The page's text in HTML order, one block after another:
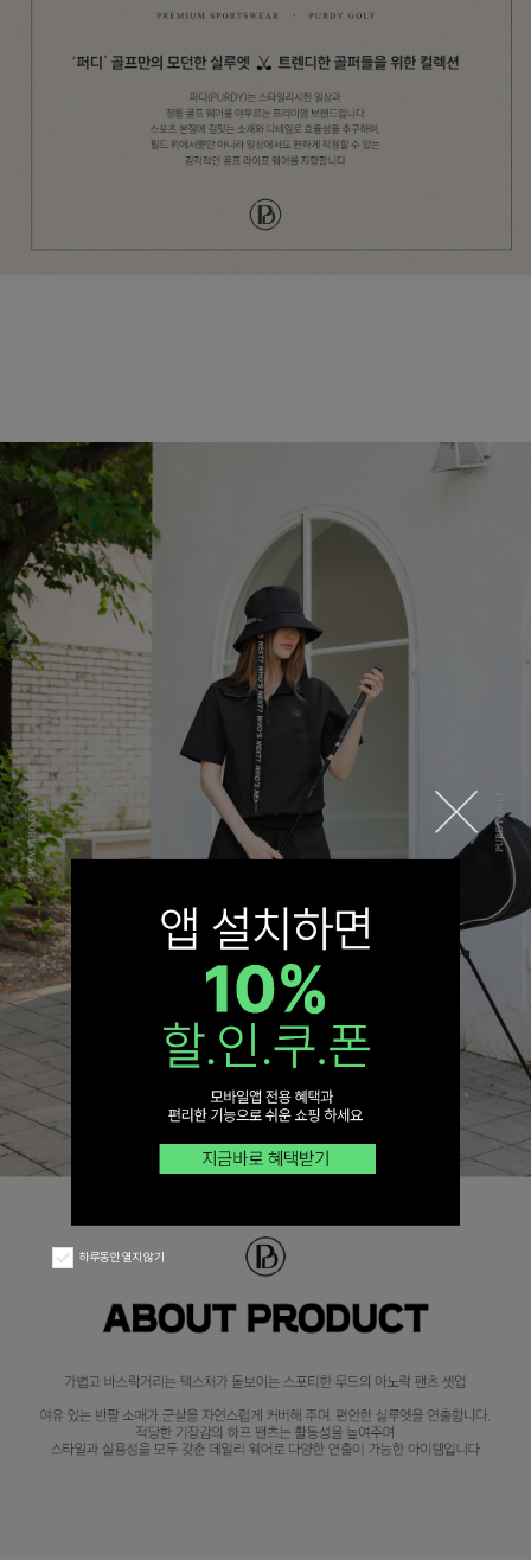
하루동안 열지 않기